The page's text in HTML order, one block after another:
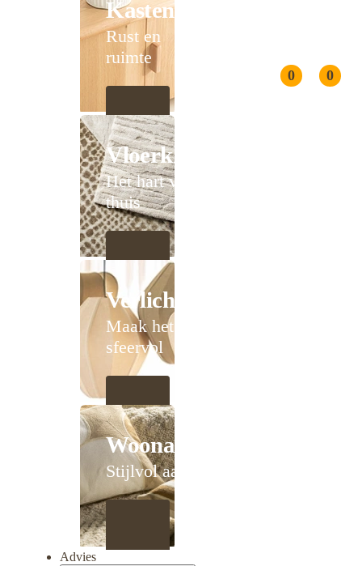
0 0
Kasten
Rust en
ruimte
Vloerkleden
Het hart van
thuis
Verlichting
Maak het
sfeervol
Woonaccessoires
Stijlvol aanschuiven
Advies